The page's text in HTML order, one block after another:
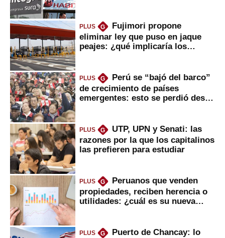
PLUS G
Fujimori propone
eliminar ley que puso en jaque
peajes: ¿qué implicaría los
PLUS G
Perú se “bajó del barco”
de crecimiento de países
emergentes: esto se perdió desde
PLUS G
UTP, UPN y Senati: las
razones por la que los capitalinos
las prefieren para estudiar
PLUS G
Peruanos que venden
propiedades, reciben herencia o
utilidades: ¿cuál es su nueva
PLUS G
Puerto de Chancay: lo